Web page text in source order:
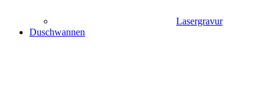
Lasergravur
Duschwannen